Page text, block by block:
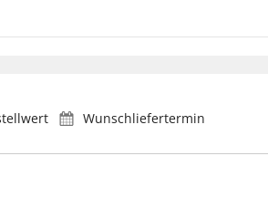
Wunschliefertermin